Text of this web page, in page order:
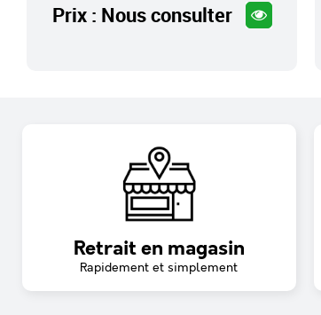
Prix : Nous consulter
Retrait en magasin
Rapidement et simplement